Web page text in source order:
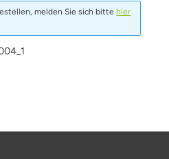
melden Sie sich bitte hier